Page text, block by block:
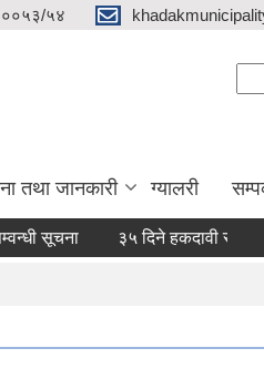
५४
तथा जानकारी ग्यालरी
सूचना ३५ दिने हकदावी सम्वन्धी